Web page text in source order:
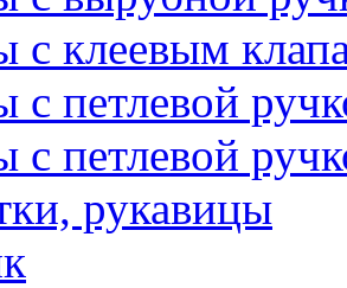
с клеевым
с петлевой
с петлевой
рукавицы